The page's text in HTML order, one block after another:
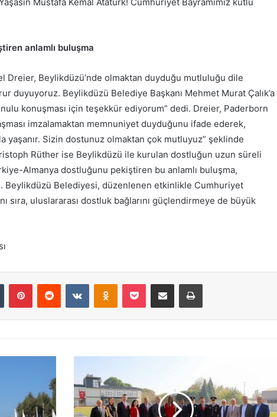
Mustafa Kemal Atatürk! Cumhuriyet Bayramımız kutlu
anlamlı buluşma
Dreier, Beylikdüzü’nde olmaktan duyduğu mutluluğu dile
duyuyoruz. Beylikdüzü Belediye Başkanı Mehmet Murat Çalık’a
konuşması için teşekkür ediyorum” dedi. Dreier, Paderborn
imzalamaktan memnuniyet duyduğunu ifade ederek,
yaşanır. Sizin dostunuz olmaktan çok mutluyuz” şeklinde
Rüther ise Beylikdüzü ile kurulan dostluğun uzun süreli
Almanya dostluğunu pekiştiren bu anlamlı buluşma,
Beylikdüzü Belediyesi, düzenlenen etkinlikle Cumhuriyet
sıra, uluslararası dostluk bağlarını güçlendirmeye de büyük
y
ı
n